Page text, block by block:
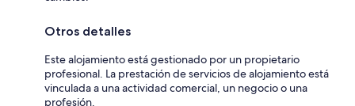
Otros detalles
Este alojamiento está gestionado por un propietario
profesional. La prestación de servicios de alojamiento está
vinculada a una actividad comercial, un negocio o una
profesión.